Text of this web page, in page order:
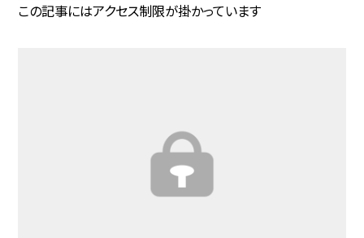
この記事にはアクセス制限が掛かっています